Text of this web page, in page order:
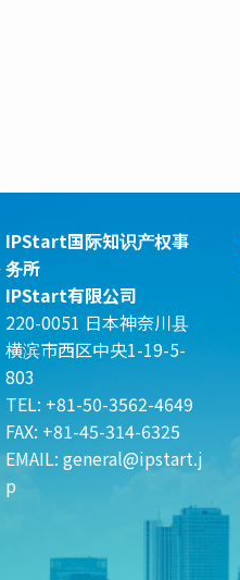
IPStart国际知识产权事
务所
IPStart有限公司
220-0051 日本神奈川县
横滨市西区中央1-19-5-
803
TEL: +81-50-3562-4649
FAX: +81-45-314-6325
EMAIL: general@ipstart.j
p